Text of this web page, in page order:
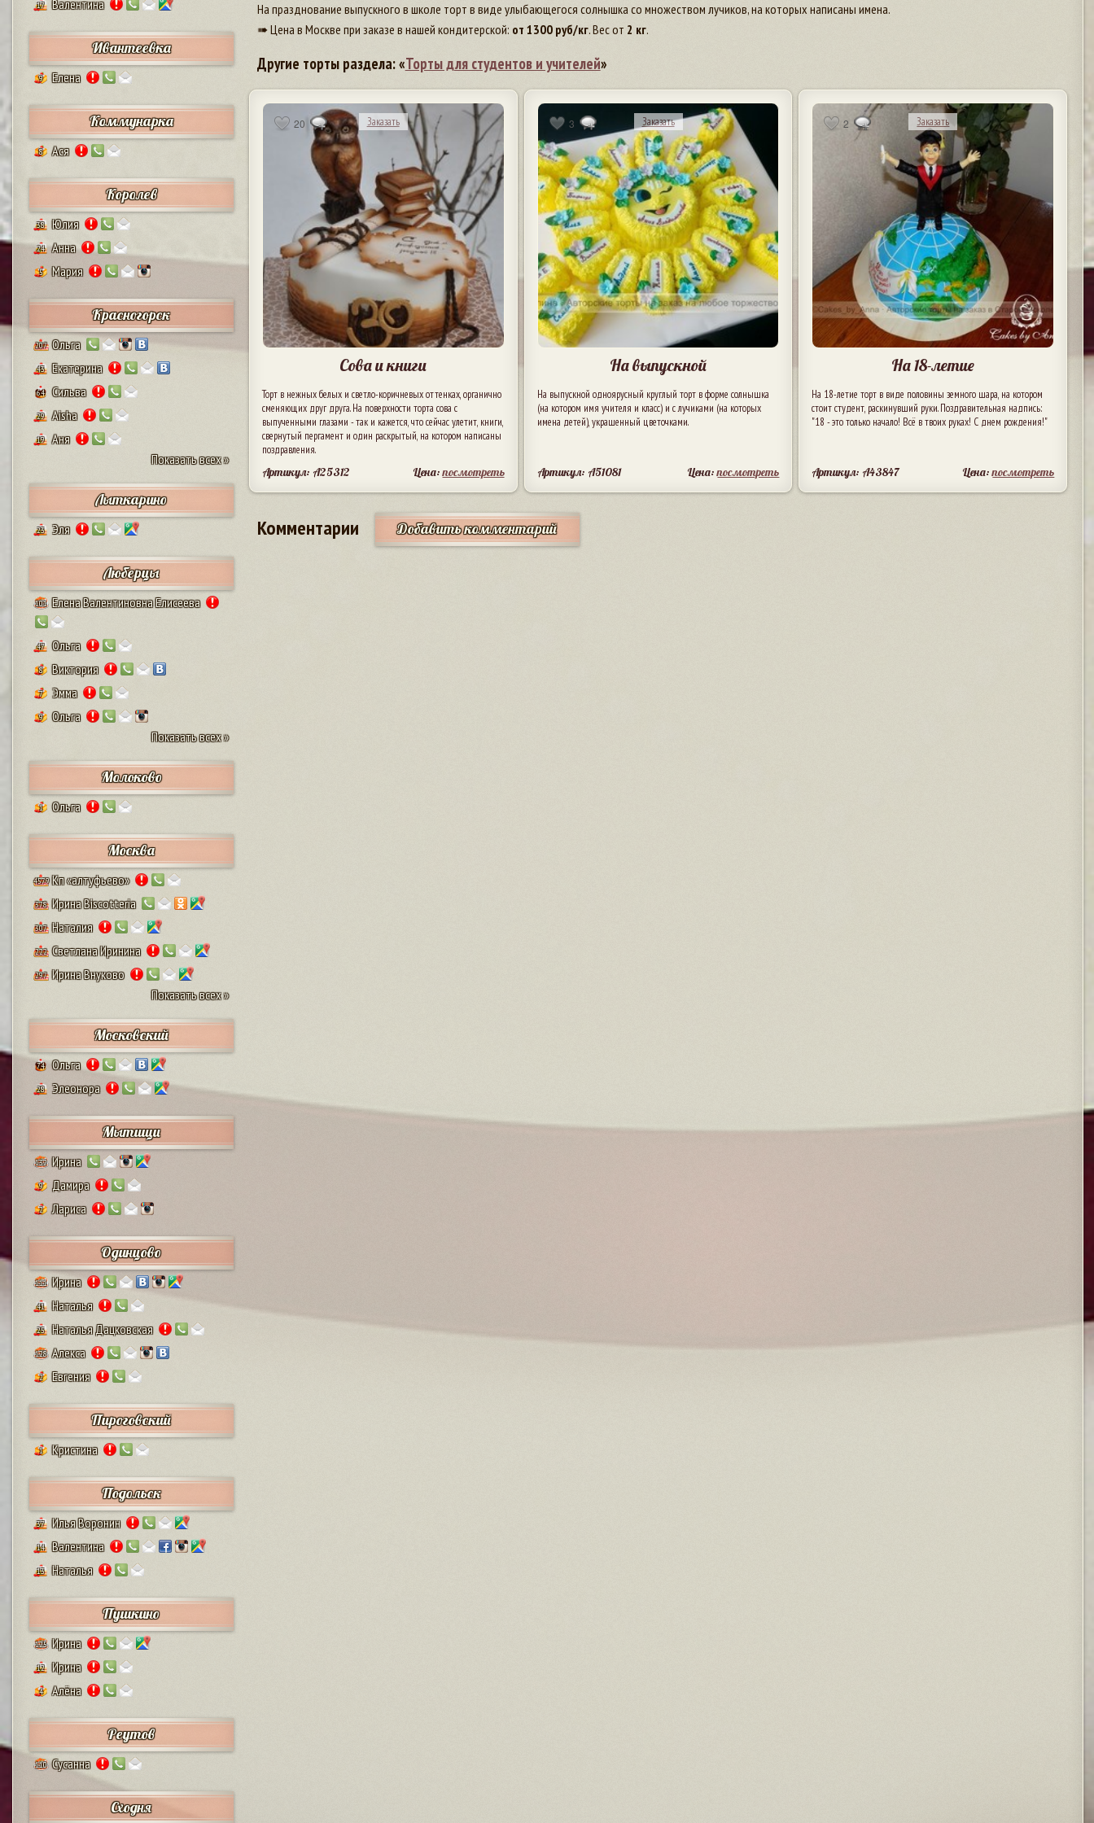
17 Валентина
Ивантеевка
9 Елена
Коммунарка
8 Ася
Королев
38 Юлия
24 Анна
5 Мария
Красногорск
207 Ольга
43 Екатерина
64 Сильва
29 Aisha
19
Аня
Показать всех »
Лыткарино
23 Эля
Люберцы
101 Елена Валентиновна Елисеева
47 Ольга
8 Виктория
7 Эмма
9
Ольга
Показать всех »
Молоково
1 Ольга
Москва
4579 Кп «алтуфьево»
378 Ирина Biscotteria
307 Наталия
222 Светлана Иринина
297 Ирина Внуково
Показать всех »
Московский
74 Ольга
28 Элеонора
Мытищи
132 Ирина
9 Дамира
2 Лариса
Одинцово
111 Ирина
41 Наталья
25 Наталья Дацковская
128 Алекса
2 Евгения
Пироговский
1 Кристина
Подольск
37 Илья Воронин
14 Валентина
13 Наталья
Пушкино
125 Ирина
12 Ирина
4 Алёна
Реутов
110 Сусанна
Сходня
На празднование выпускного в школе торт в виде улыбающегося солнышка со множеством лучиков, на которых написаны имена.
➠ Цена в Москве при заказе в нашей кондитерской: от 1300руб/кг. Вес от 2 кг.
Другие торты раздела: «Торты для студентов и учителей»
20 Заказать
Сова и книги
Торт в нежных белых и светло-коричневых оттенках, органично
сменяющих друг друга. На поверхности торта сова с
выпученными глазами - так и кажется, что сейчас улетит, книги,
свернутый пергамент и один раскрытый, на котором написаны
поздравления.
Артикул: A25312 Цена:посмотреть
3 Заказать
На выпускной
На выпускной одноярусный круглый торт в форме солнышка
(на котором имя учителя и класс) и с лучиками (на которых
имена детей), украшенный цветочками.
Артикул: A51081 Цена:посмотреть
2 Заказать
На 18-летие
На 18-летие торт в виде половины земного шара, на котором
стоит студент, раскинувший руки. Поздравительная надпись:
"18 - это только начало! Всё в твоих руках! С днем рождения!"
Артикул: A43847 Цена:посмотреть
Комментарии Добавить комментарий